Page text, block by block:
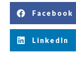
Facebook
LinkedIn